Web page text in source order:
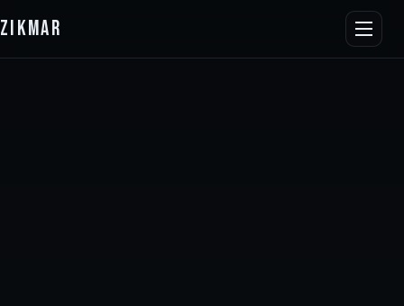
ZIKMAR